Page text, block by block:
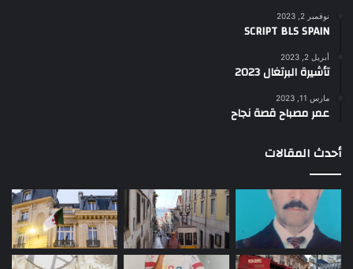
نوفمبر 2, 2023
SCRIPT BLS SPAIN
أبريل 2, 2023
تأشيرة البرتغال 2023
مارس 11, 2023
عمر مصباح قصة نجاح
أحدث المقالات